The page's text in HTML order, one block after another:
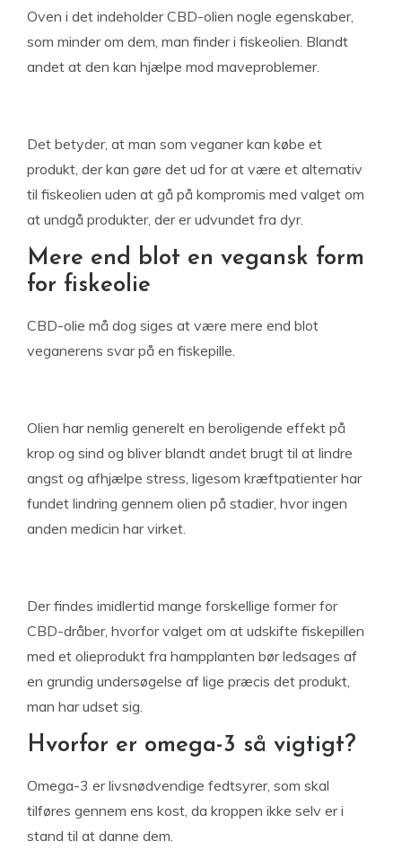
Oven i det indeholder CBD-olien nogle egenskaber,
som minder om dem, man finder i fiskeolien. Blandt
andet at den kan hjælpe mod maveproblemer.
Det betyder, at man som veganer kan købe et
produkt, der kan gøre det ud for at være et alternativ
til fiskeolien uden at gå på kompromis med valget om
at undgå produkter, der er udvundet fra dyr.
Mere end blot en vegansk form
for fiskeolie
CBD-olie må dog siges at være mere end blot
veganerens svar på en fiskepille.
Olien har nemlig generelt en beroligende effekt på
krop og sind og bliver blandt andet brugt til at lindre
angst og afhjælpe stress, ligesom kræftpatienter har
fundet lindring gennem olien på stadier, hvor ingen
anden medicin har virket.
Der findes imidlertid mange forskellige former for
CBD-dråber, hvorfor valget om at udskifte fiskepillen
med et olieprodukt fra hampplanten bør ledsages af
en grundig undersøgelse af lige præcis det produkt,
man har udset sig.
Hvorfor er omega-3 så vigtigt?
Omega-3 er livsnødvendige fedtsyrer, som skal
tilføres gennem ens kost, da kroppen ikke selv er i
stand til at danne dem.